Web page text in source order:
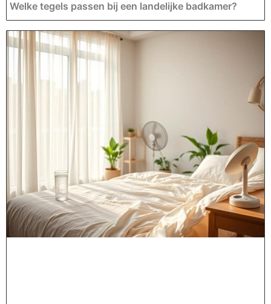
Welke tegels passen bij een landelijke badkamer?